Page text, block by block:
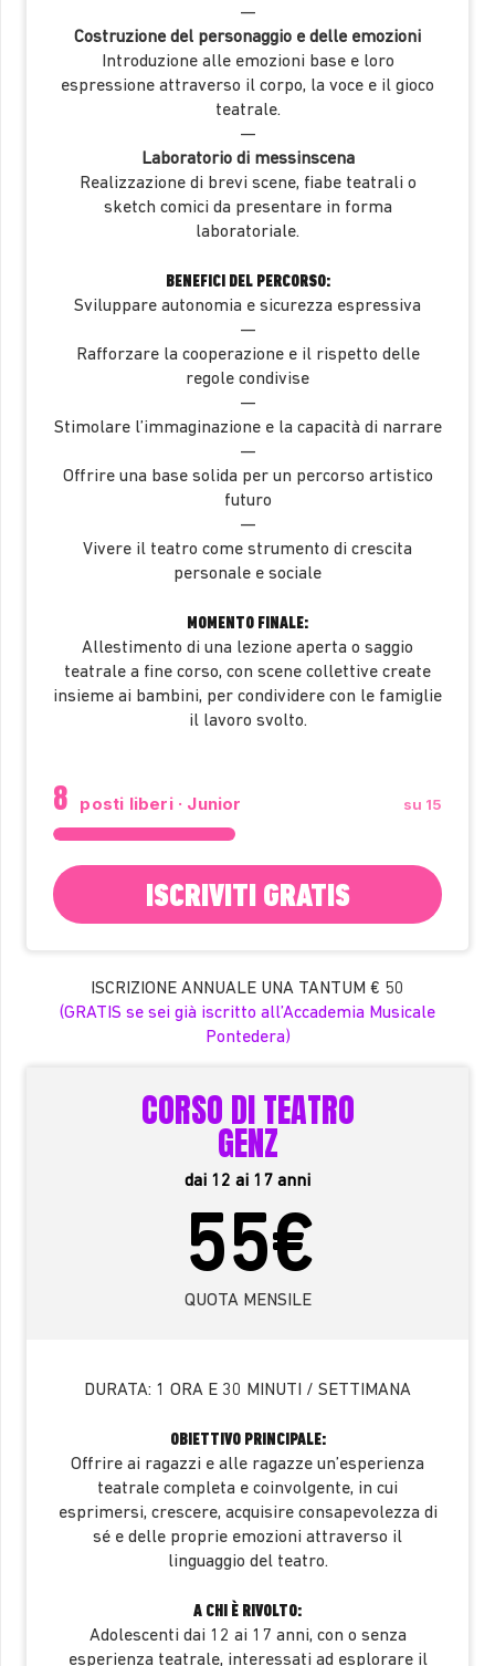
—
Costruzione del personaggio e delle emozioni
Introduzione alle emozioni base e loro
espressione attraverso il corpo, la voce e il gioco
teatrale.
—
Laboratorio di messinscena
Realizzazione di brevi scene, fiabe teatrali o
sketch comici da presentare in forma
laboratoriale.
BENEFICI DEL PERCORSO:
Sviluppare autonomia e sicurezza espressiva
—
Rafforzare la cooperazione e il rispetto delle
regole condivise
—
Stimolare l’immaginazione e la capacità di narrare
—
Offrire una base solida per un percorso artistico
futuro
—
Vivere il teatro come strumento di crescita
personale e sociale
MOMENTO FINALE:
Allestimento di una lezione aperta o saggio
teatrale a fine corso, con scene collettive create
insieme ai bambini, per condividere con le famiglie
il lavoro svolto.
8 posti liberi · Junior su 15
ISCRIVITI GRATIS
ISCRIZIONE ANNUALE UNA TANTUM € 50
(GRATIS se sei già iscritto all’Accademia Musicale
Pontedera)
CORSO DI TEATRO
GENZ
dai 12 ai 17 anni
55€
QUOTA MENSILE
DURATA: 1 ORA E 30 MINUTI / SETTIMANA
OBIETTIVO PRINCIPALE:
Offrire ai ragazzi e alle ragazze un’esperienza
teatrale completa e coinvolgente, in cui
esprimersi, crescere, acquisire consapevolezza di
sé e delle proprie emozioni attraverso il
linguaggio del teatro.
A CHI È RIVOLTO:
Adolescenti dai 12 ai 17 anni, con o senza
esperienza teatrale, interessati ad esplorare il